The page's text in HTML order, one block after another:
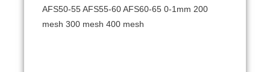
AFS50-55 AFS55-60 AFS60-65 0-1mm 200
mesh 300 mesh 400 mesh